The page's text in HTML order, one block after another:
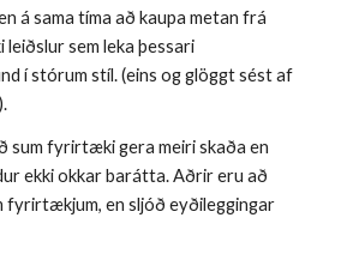
á sama tíma að kaupa metan frá
leiðslur sem leka þessari
í stórum stíl. (eins og glöggt sést af
sum fyrirtæki gera meiri skaða en
ekki okkar barátta. Aðrir eru að
fyrirtækjum, en sljóð eyðileggingar